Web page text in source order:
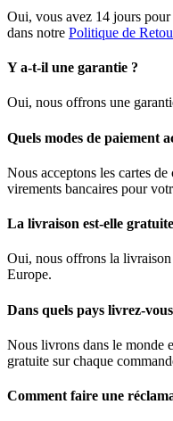
Oui, vous avez 14 jours
dans notre Politique de
Y a-t-il une garantie ?
Oui, nous offrons une
Quels modes de paiement
Nous acceptons les cartes
virements bancaires pour
La livraison est-elle
Oui, nous offrons la livraison
Europe.
Dans quels pays livrez-
Nous livrons dans le monde
gratuite sur chaque
Comment faire une